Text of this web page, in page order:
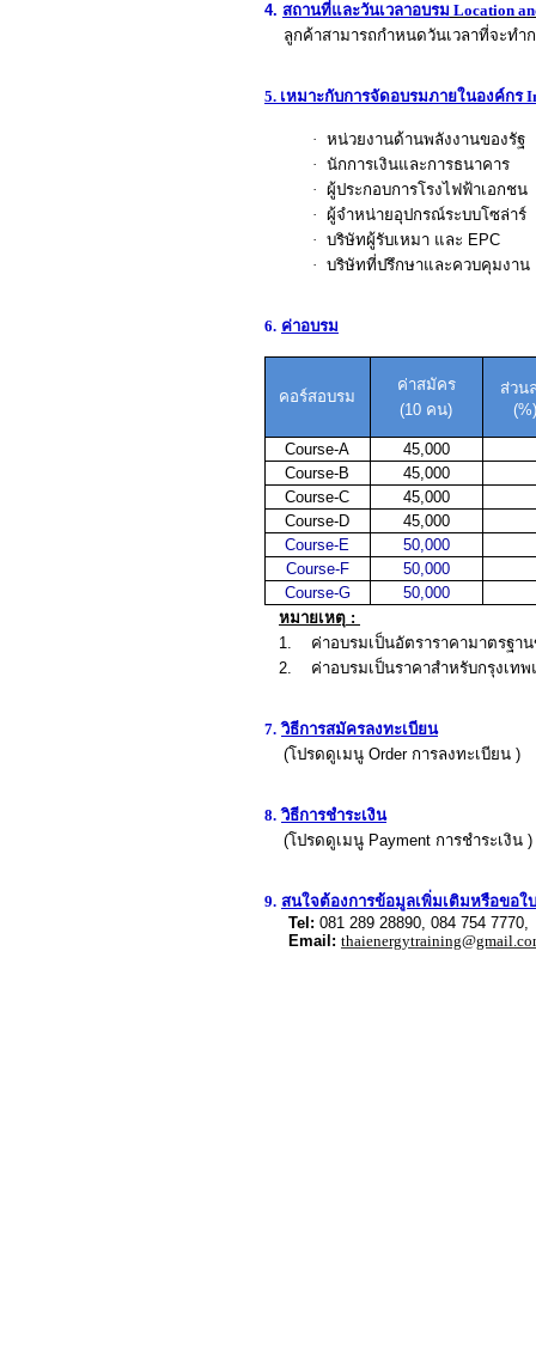
4. สถานที่และวันเวลาอบรม Location
ลูกค้าสามารถกำหนดวันเวลาที่จะทำ
5. เหมาะกับการจัดอบรมภายในองค์กร
· หน่วยงานด้านพลังงานของรัฐ
· นักการเงินและการธนาคาร
· ผู้ประกอบการโรงไฟฟ้าเอกชน
· ผู้จำหน่ายอุปกรณ์ระบบโซล่าร์
· บริษัทผู้รับเหมา และ EPC
· บริษัทที่ปรึกษาและควบคุมงาน
6. ค่าอบรม
คอร์สอบรม
ค่าสมัคร
(10 คน)
ส่วน
(%)
Course-A
45,000
Course-B
45,000
Course-C
45,000
Course-D
45,000
Course-E
50,000
Course-F
50,000
Course-G
50,000
หมายเหตุ :
1. ค่าอบรมเป็นอัตราราคามาตรฐา
2. ค่าอบรมเป็นราคาสำหรับกรุงเท
7. วิธีการสมัครลงทะเบียน
(โปรดดูเมนู Order การลงทะเบียน )
8. วิธีการชำระเงิน
(โปรดดูเมนู Payment การชำระเงิน )
9. สนใจต้องการข้อมูลเพิ่มเติมหรือขอใ
Tel: 081 289 28890, 084 754
Email: